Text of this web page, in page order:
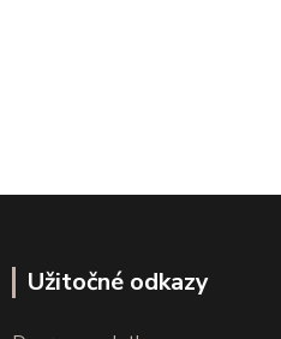
Užitočné odkazy